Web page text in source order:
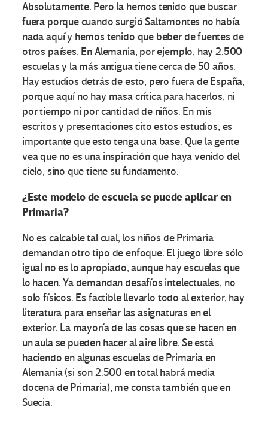
Absolutamente. Pero la hemos tenido que buscar
fuera porque cuando surgió Saltamontes no había
nada aquí y hemos tenido que beber de fuentes de
otros países. En Alemania, por ejemplo, hay 2.500
escuelas y la más antigua tiene cerca de 50 años.
Hayestudios detrás de esto, pero fuera de España,
porque aquí no hay masa crítica para hacerlos, ni
por tiempo ni por cantidad de niños. En mis
escritos y presentaciones cito estos estudios, es
importante que esto tenga una base. Que la gente
vea que no es una inspiración que haya venido del
cielo, sino que tiene su fundamento.
¿Este modelo de escuela se puede aplicar en
Primaria?
No es calcable tal cual, los niños de Primaria
demandan otro tipo de enfoque. El juego libre sólo
igual no es lo apropiado, aunque hay escuelas que
lo hacen. Ya demandandesafíos intelectuales, no
solo físicos. Es factible llevarlo todo al exterior, hay
literatura para enseñar las asignaturas en el
exterior. La mayoría de las cosas que se hacen en
un aula se pueden hacer al aire libre. Se está
haciendo en algunas escuelas de Primaria en
Alemania (si son 2.500 en total habrá media
docena de Primaria), me consta también que en
Suecia.